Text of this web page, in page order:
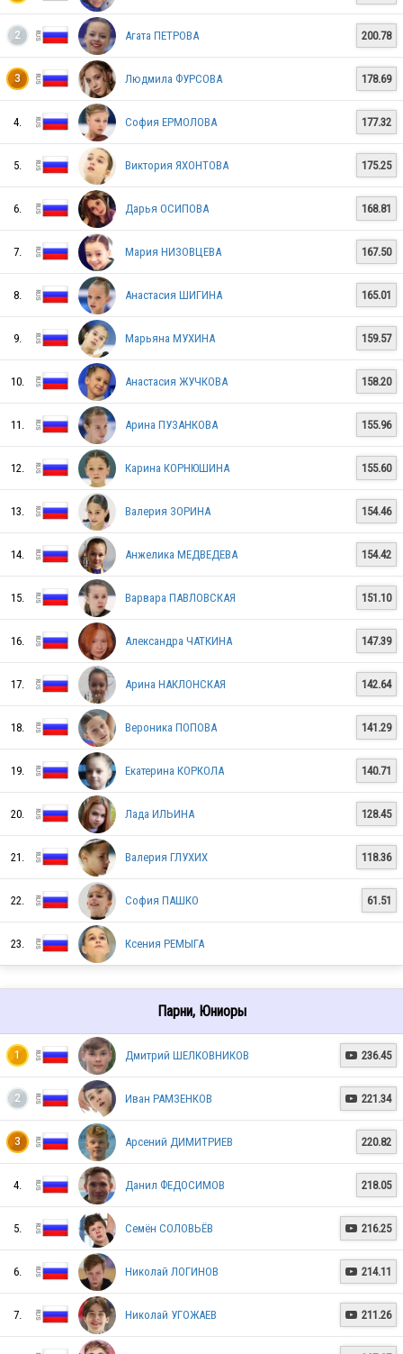
RUS
RUS
RUS
RUS
RUS
RUS
2
RUS
Агата ПЕТРОВА 200.78
3 Людмила ФУРСОВА 178.69
4.
RUS
София ЕРМОЛОВА 177.32
5.
RUS
Виктория ЯХОНТОВА 175.25
6.
RUS
Дарья ОСИПОВА 168.81
7.
RUS
Мария НИЗОВЦЕВА 167.50
8.
RUS
Анастасия ШИГИНА 165.01
9.
RUS
Марьяна МУХИНА 159.57
10.
RUS
Анастасия ЖУЧКОВА 158.20
11. Арина ПУЗАНКОВА 155.96
12. Карина КОРНЮШИНА 155.60
13. Валерия ЗОРИНА 154.46
14. Анжелика МЕДВЕДЕВА 154.42
15. Варвара ПАВЛОВСКАЯ 151.10
16. Александра ЧАТКИНА 147.39
17. Арина НАКЛОНСКАЯ 142.64
18. Вероника ПОПОВА 141.29
19. Екатерина КОРКОЛА 140.71
20. Лада ИЛЬИНА 128.45
21. Валерия ГЛУХИХ 118.36
22. София ПАШКО 61.51
23. Ксения РЕМЫГА
Парни, Юниоры
1 Дмитрий ШЕЛКОВНИКОВ  236.45
2 Иван РАМЗЕНКОВ  221.34
3 Арсений ДИМИТРИЕВ 220.82
4. Данил ФЕДОСИМОВ 218.05
5. Семён СОЛОВЬЁВ  216.25
6. Николай ЛОГИНОВ  214.11
7. Николай УГОЖАЕВ  211.26